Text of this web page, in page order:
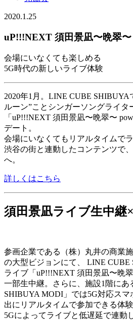
2020.1.25
uP!!!NEXT 須田景凪〜晩翠
会場にいなくても楽しめる
5G時代の新しいライブ体験
2020年1月。LINE CUBE SHIBUYA
ルーン”ことシンガーソングライタ
「uP!!!NEXT 須田景凪〜晩翠〜
デート。
会場にいなくてもリアルタイムで
渋谷の街と連動したコンテンツで
へ。
詳しくはこちら
須田景凪ライブ生中継
参画企業である（株）丸井の商業
の大型ビジョンにて、 LINE CUBE
ライブ「uP!!!NEXT 須田景凪〜晩翠
一部生中継。さらに、施設1階にあ
SHIBUYA MODI」では5G対応ス
出にリアルタイムで参加できる体
5Gによってライブと低遅延で連動